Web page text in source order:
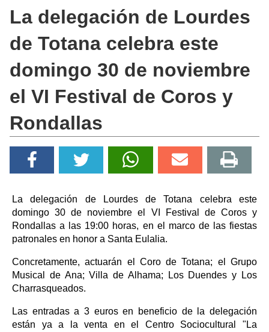
La delegación de Lourdes
de Totana celebra este
domingo 30 de noviembre
el VI Festival de Coros y
Rondallas
La delegación de Lourdes de Totana celebra este
domingo 30 de noviembre el VI Festival de Coros y
Rondallas a las 19:00 horas, en el marco de las fiestas
patronales en honor a Santa Eulalia.
Concretamente, actuarán el Coro de Totana; el Grupo
Musical de Ana; Villa de Alhama; Los Duendes y Los
Charrasqueados.
Las entradas a 3 euros en beneficio de la delegación
están ya a la venta en el Centro Sociocultural "La